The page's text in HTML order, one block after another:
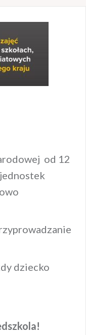
od 12
dziecko